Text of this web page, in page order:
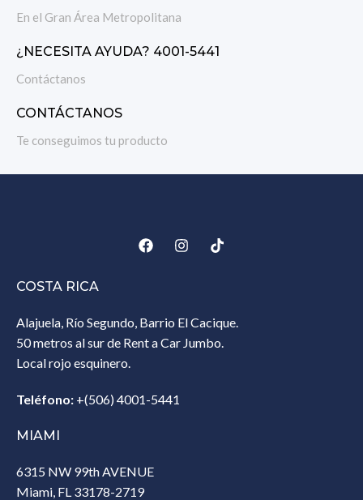
En el Gran Área Metropolitana
¿NECESITA AYUDA? 4001-5441
Contáctanos
CONTÁCTANOS
Te conseguimos tu producto
COSTA RICA
Alajuela, Río Segundo, Barrio El Cacique.
50 metros al sur de Rent a Car Jumbo.
Local rojo esquinero.
Teléfono: +(506) 4001-5441
MIAMI
6315 NW 99th AVENUE
Miami, FL 33178-2719